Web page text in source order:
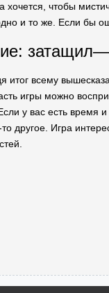
хочется, чтобы
и то же. Если бы
итог всему
игры можно
у вас есть время
то другое. Игра